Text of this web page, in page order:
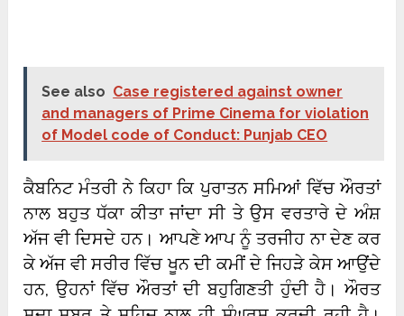
See also Case registered against owner
and managers of Prime Cinema for violation
of Model code of Conduct: Punjab CEO
ਕੈਬਨਿਟ ਮੰਤਰੀ ਨੇ ਕਿਹਾ ਕਿ ਪੁਰਾਤਨ ਸਮਿਆਂ ਵਿੱਚ ਔਰਤਾਂ
ਨਾਲ ਬਹੁਤ ਧੱਕਾ ਕੀਤਾ ਜਾਂਦਾ ਸੀ ਤੇ ਉਸ ਵਰਤਾਰੇ ਦੇ ਅੰਸ਼
ਅੱਜ ਵੀ ਦਿਸਦੇ ਹਨ। ਆਪਣੇ ਆਪ ਨੂੰ ਤਰਜੀਹ ਨਾ ਦੇਣ ਕਰ
ਕੇ ਅੱਜ ਵੀ ਸਰੀਰ ਵਿੱਚ ਖੂਨ ਦੀ ਕਮੀਂ ਦੇ ਜਿਹੜੇ ਕੇਸ ਆਉਂਦੇ
ਹਨ, ਉਹਨਾਂ ਵਿੱਚ ਔਰਤਾਂ ਦੀ ਬਹੁਗਿਣਤੀ ਹੁੰਦੀ ਹੈ। ਔਰਤ